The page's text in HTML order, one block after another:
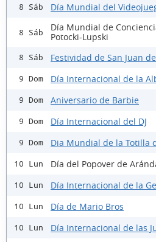
8 Sáb Día Mundial del
8 Sáb
Día Mundial de
Potocki-Lupski
8 Sáb Festividad de San Juan
9 Dom Día Internacional de la
9 Dom Aniversario de Barbie
9 Dom Día Internacional del DJ
9 Dom Dia Mundial de la Totilla
10 Lun Día del Popover de
10 Lun Día Internacional de la
10 Lun Día de Mario Bros
10 Lun Día Internacional de las